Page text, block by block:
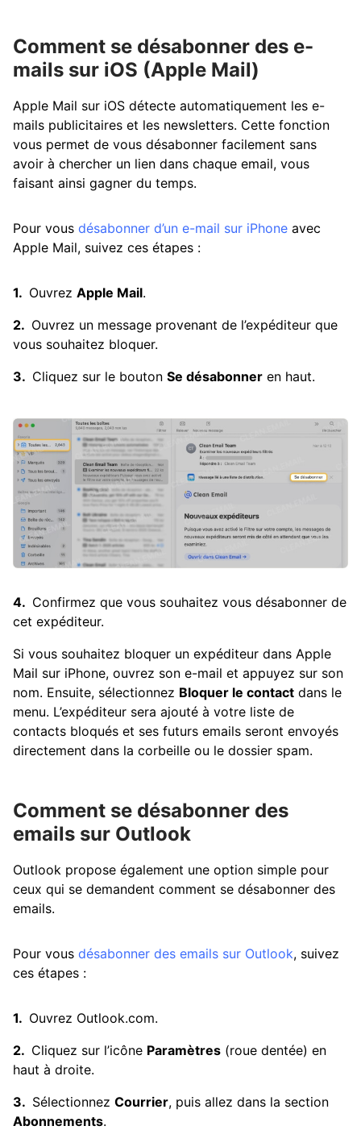
Comment se désabonner des e-
mails sur iOS (Apple Mail)
Apple Mail sur iOS détecte automatiquement les e-
mails publicitaires et les newsletters. Cette fonction
vous permet de vous désabonner facilement sans
avoir à chercher un lien dans chaque email, vous
faisant ainsi gagner du temps.
Pour vous désabonner d’un e-mail sur iPhone avec
Apple Mail, suivez ces étapes :
Ouvrez Apple Mail.
Ouvrez un message provenant de l’expéditeur que
vous souhaitez bloquer.
Cliquez sur le bouton Se désabonner en haut.
Confirmez que vous souhaitez vous désabonner de
cet expéditeur.
Si vous souhaitez bloquer un expéditeur dans Apple
Mail sur iPhone, ouvrez son e-mail et appuyez sur son
nom. Ensuite, sélectionnez Bloquer le contact dans le
menu. L’expéditeur sera ajouté à votre liste de
contacts bloqués et ses futurs emails seront envoyés
directement dans la corbeille ou le dossier spam.
Comment se désabonner des
emails sur Outlook
Outlook propose également une option simple pour
ceux qui se demandent comment se désabonner des
emails.
Pour vous désabonner des emails sur Outlook, suivez
ces étapes :
Ouvrez Outlook.com.
Cliquez sur l’icône Paramètres (roue dentée) en
haut à droite.
Sélectionnez Courrier, puis allez dans la section
Abonnements.